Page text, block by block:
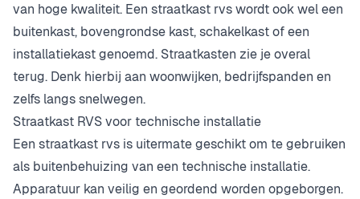
van hoge kwaliteit. Een straatkast rvs wordt ook wel een
buitenkast, bovengrondse kast, schakelkast of een
installatiekast genoemd. Straatkasten zie je overal
terug. Denk hierbij aan woonwijken, bedrijfspanden en
zelfs langs snelwegen.
Straatkast RVS voor technische installatie
Een straatkast rvs is uitermate geschikt om te gebruiken
als buitenbehuizing van een technische installatie.
Apparatuur kan veilig en geordend worden opgeborgen.